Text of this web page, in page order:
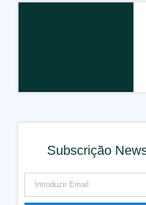
Subscrição